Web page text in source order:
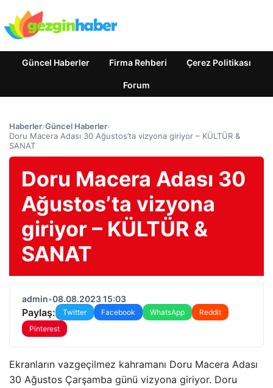
Güncel Haberler Firma Rehberi Çerez Politikası
Forum
Haberler›Güncel Haberler›
Doru Macera Adası 30 Ağustos’ta vizyona giriyor – KÜLTÜR &
SANAT
Doru Macera Adası 30
Ağustos’ta vizyona
giriyor – KÜLTÜR &
SANAT
admin•08.08.2023 15:03
Paylaş: Twitter Facebook WhatsApp
Reddit
Pinterest
Ekranların vazgeçilmez kahramanı Doru Macera Adası
30 Ağustos Çarşamba günü vizyona giriyor. Doru